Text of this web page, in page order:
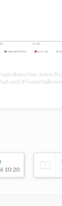
Besucher, keine
und IP innerhalb
10:20